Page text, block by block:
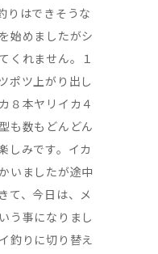
りはできそうな
始めましたがシ
くれません。１
ポツ上がり出し
８本ヤリイカ４
も数もどんどん
しみです。イカ
いましたが途中
て、今日は、メ
う事になりまし
釣りに切り替え